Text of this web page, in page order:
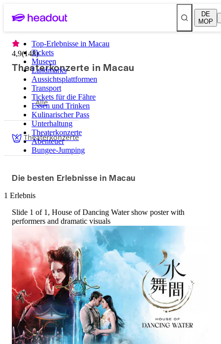
DE
MOP
Top-Erlebnisse in Macau
Tickets
Museen
Landmarks
Aussichtsplattformen
Transport
Tickets für die Fähre
Essen und Trinken
Kulinarischer Pass
Unterhaltung
Theaterkonzerte
Abenteuer
Bungee-Jumping
4,9(148)
Theaterkonzerte in Macau
Alle
Theaterkonzerte
Die besten Erlebnisse in Macau
1 Erlebnis
Slide 1 of 1, House of Dancing Water show poster with
performers and dramatic visuals